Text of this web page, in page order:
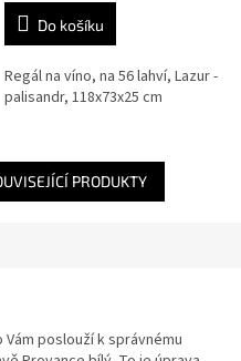
Do košíku
Regál na víno, na 56 lahví, Lazur -
palisandr, 118x73x25 cm
PRODUKTY
poslouží k správnému